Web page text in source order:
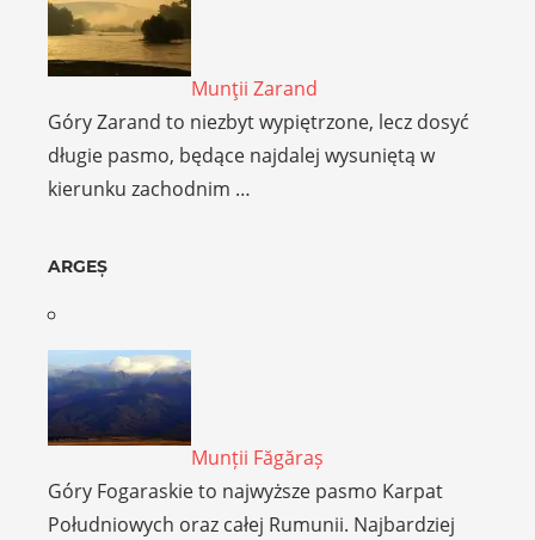
Munţii Zarand
Góry Zarand to niezbyt wypiętrzone, lecz dosyć
długie pasmo, będące najdalej wysuniętą w
kierunku zachodnim …
ARGEȘ
Munții Făgăraș
Góry Fogaraskie to najwyższe pasmo Karpat
Południowych oraz całej Rumunii. Najbardziej